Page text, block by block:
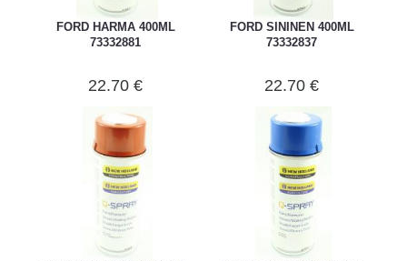
FORD HARMA 400ML
73332881
22.70 €
FORD SININEN 400ML
73332837
22.70 €